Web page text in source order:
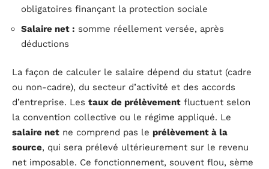
obligatoires finançant la protection sociale
Salaire net : somme réellement versée, après
déductions
La façon de calculer le salaire dépend du statut (cadre
ou non-cadre), du secteur d’activité et des accords
d’entreprise. Les taux de prélèvement fluctuent selon
la convention collective ou le régime appliqué. Le
salaire net ne comprend pas le prélèvement à la
source, qui sera prélevé ultérieurement sur le revenu
net imposable. Ce fonctionnement, souvent flou, sème